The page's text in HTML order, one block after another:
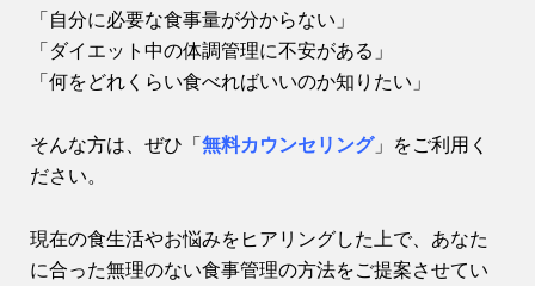
「自分に必要な食事量が分からない」
「ダイエット中の体調管理に不安がある」
「何をどれくらい食べればいいのか知りたい」
そんな方は、ぜひ「無料カウンセリング」をご利用く
ださい。
現在の食生活やお悩みをヒアリングした上で、あなた
に合った無理のない食事管理の方法をご提案させてい